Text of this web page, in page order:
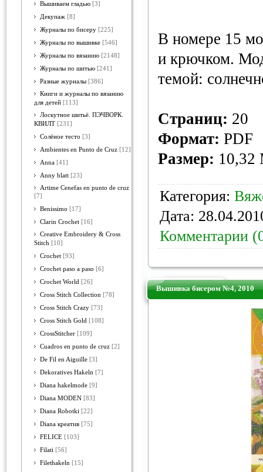
Вышиваем гладью [3]
Декупаж [8]
Журналы по бисеру [225]
Журналы по вышивке [546]
Журналы по вязанию [2148]
Журналы по шитью [241]
Разные журналы [386]
Книги и журналы по вязанию
для детей [113]
Лоскутное шитьё. ПЭЧВОРК.
КВИЛТ [231]
Солёное тесто [3]
Ambientes en Punto de Cruz [12]
Anna [41]
Anny blatt [23]
Artime Cenefas en punto de cruz
[7]
Benissimo [17]
Clarin Crochet [16]
Creative Embroidery & Cross
Stitch [10]
Crochet [93]
Crochet paso a paso [6]
Crochet World [26]
Cross Stitch Collection [78]
Cross Stitch Crazy [73]
Cross Stitch Gold [108]
CrossStitcher [109]
Cuadros en punto de cruz [2]
De Fil en Aiguille [3]
Dekoratives Hakeln [7]
Diana hakelmode [9]
Diana MODEN [83]
Diana Robotki [22]
Diana креатив [75]
FELICE [103]
Filati [56]
Filethakeln [15]
В номере 15
и крючком.
темой:
Страниц: 20
Формат: PDF
Размер:
Категория:
Дата:
Комментарии
Вышивка бисером №4, 2010